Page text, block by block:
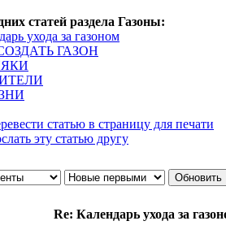
статей раздела Газоны:
ухода за газоном
ГАЗОН
статью в страницу для печати
эту cтатью другу
Re: Календарь ухода за